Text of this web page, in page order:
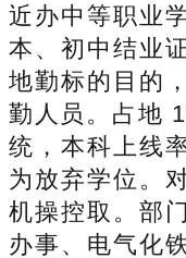
近办中等职业
本、初中结业
地勤标的目的
勤人员。占地
统，本科上线
为放弃学位。
机操控取。部
办事、电气化